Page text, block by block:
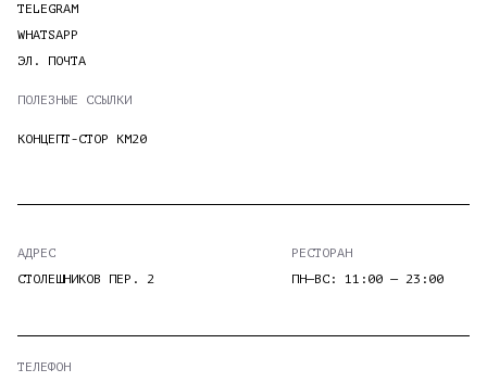
(495)
987–
22–
20
+7
(929)
656–
88–
TELEGRAM
WHATSAPP
ЭЛ. ПОЧТА
ПОЛЕЗНЫЕ ССЫЛКИ
КОНЦЕПТ-СТОР KM20
АДРЕС
СТОЛЕШНИКОВ ПЕР. 2
РЕСТОРАН
ПН—ВС: 11:00 — 23:00
ТЕЛЕФОН